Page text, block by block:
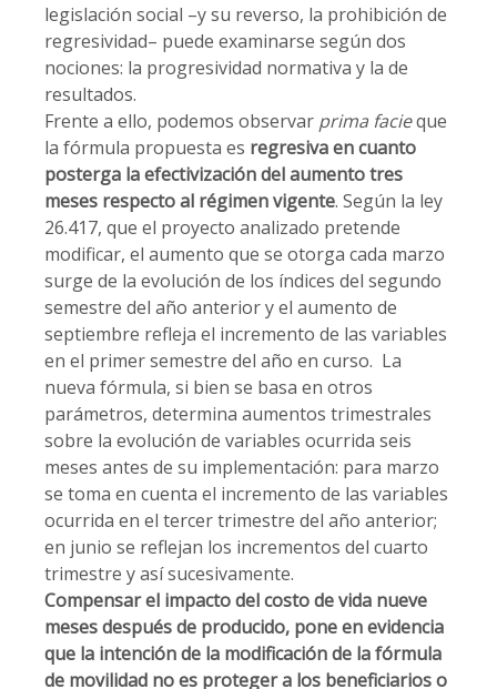
legislación social –y su reverso, la prohibición de
regresividad– puede examinarse según dos
nociones: la progresividad normativa y la de
resultados.
Frente a ello, podemos observar prima facieque
la fórmula propuesta es regresiva en cuanto
posterga la efectivización del aumento tres
meses respecto al régimen vigente. Según la ley
26.417, que el proyecto analizado pretende
modificar, el aumento que se otorga cada marzo
surge de la evolución de los índices del segundo
semestre del año anterior y el aumento de
septiembre refleja el incremento de las variables
en el primer semestre del año en curso. La
nueva fórmula, si bien se basa en otros
parámetros, determina aumentos trimestrales
sobre la evolución de variables ocurrida seis
meses antes de su implementación: para marzo
se toma en cuenta el incremento de las variables
ocurrida en el tercer trimestre del año anterior;
en junio se reflejan los incrementos del cuarto
trimestre y así sucesivamente.
Compensar el impacto del costo de vida nueve
meses después de producido, pone en evidencia
que la intención de la modificación de la fórmula
de movilidad no es proteger a los beneficiarios o